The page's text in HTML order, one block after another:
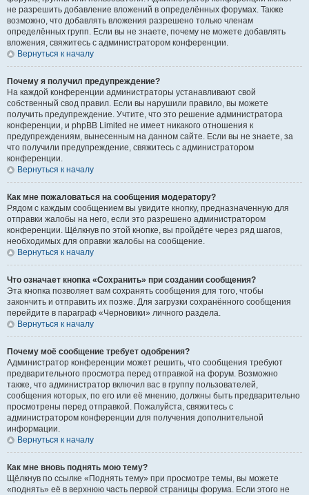
не разрешить добавление вложений в определённых форумах. Также
возможно, что добавлять вложения разрешено только членам
определённых групп. Если вы не знаете, почему не можете добавлять
вложения, свяжитесь с администратором конференции.
Вернуться к началу
Почему я получил предупреждение?
На каждой конференции администраторы устанавливают свой
собственный свод правил. Если вы нарушили правило, вы можете
получить предупреждение. Учтите, что это решение администратора
конференции, и phpBB Limited не имеет никакого отношения к
предупреждениям, вынесенным на данном сайте. Если вы не знаете, за
что получили предупреждение, свяжитесь с администратором
конференции.
Вернуться к началу
Как мне пожаловаться на сообщения модератору?
Рядом с каждым сообщением вы увидите кнопку, предназначенную для
отправки жалобы на него, если это разрешено администратором
конференции. Щёлкнув по этой кнопке, вы пройдёте через ряд шагов,
необходимых для оправки жалобы на сообщение.
Вернуться к началу
Что означает кнопка «Сохранить» при создании сообщения?
Эта кнопка позволяет вам сохранять сообщения для того, чтобы
закончить и отправить их позже. Для загрузки сохранённого сообщения
перейдите в параграф «Черновики» личного раздела.
Вернуться к началу
Почему моё сообщение требует одобрения?
Администратор конференции может решить, что сообщения требуют
предварительного просмотра перед отправкой на форум. Возможно
также, что администратор включил вас в группу пользователей,
сообщения которых, по его или её мнению, должны быть предварительно
просмотрены перед отправкой. Пожалуйста, свяжитесь с
администратором конференции для получения дополнительной
информации.
Вернуться к началу
Как мне вновь поднять мою тему?
Щёлкнув по ссылке «Поднять тему» при просмотре темы, вы можете
«поднять» её в верхнюю часть первой страницы форума. Если этого не